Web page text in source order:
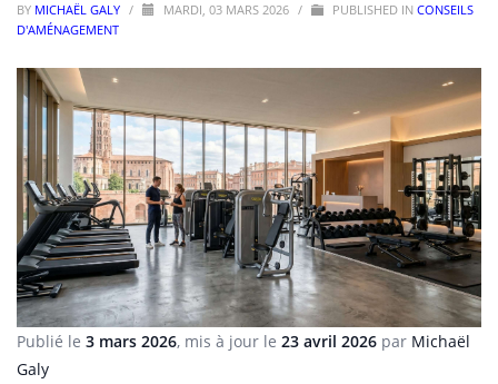
BY MICHAËL GALY / MARDI, 03 MARS 2026 / PUBLISHED IN CONSEILS
D'AMÉNAGEMENT
Publié le 3 mars 2026, mis à jour le 23 avril 2026 par Michaël
Galy